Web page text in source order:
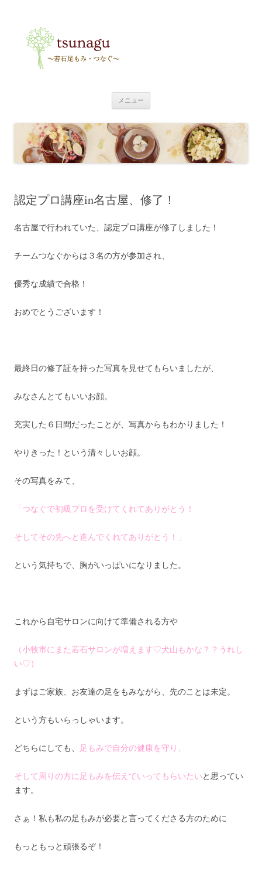
メニュー
ツ
へ
ス
キ
ッ
認定プロ講座in名古屋、修了！
名古屋で行われていた、認定プロ講座が修了しました！
チームつなぐからは３名の方が参加され、
優秀な成績で合格！
おめでとうございます！
最終日の修了証を持った写真を見せてもらいましたが、
みなさんとてもいいお顔。
充実した６日間だったことが、写真からもわかりました！
やりきった！という清々しいお顔。
その写真をみて、
「つなぐで初級プロを受けてくれてありがとう！
そしてその先へと進んでくれてありがとう！」
という気持ちで、胸がいっぱいになりました。
これから自宅サロンに向けて準備される方や
（小牧市にまた若石サロンが増えます♡犬山もかな？？うれし
い♡）
まずはご家族、お友達の足をもみながら、先のことは未定。
という方もいらっしゃいます。
どちらにしても、 足もみで自分の健康を守り、
そして周りの方に足もみを伝えていってもらいたい と思ってい
ます。
さぁ！私も私の足もみが必要と言ってくださる方のために
もっともっと頑張るぞ！